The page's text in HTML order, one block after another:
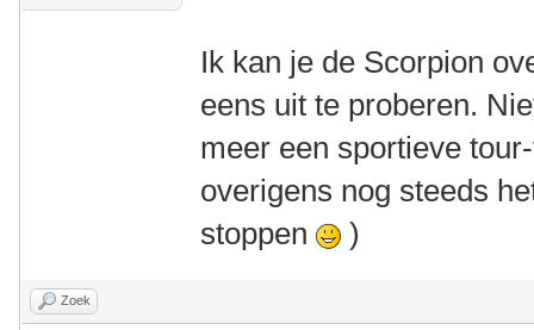
Ik kan je de Scorpion
eens uit te proberen.
meer een sportieve
overigens nog steeds
stoppen
)
Zoek